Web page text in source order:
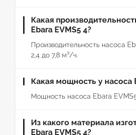
Какая
Ebara EVMS5 4?
Производительность насоса
2,4 до 7,8 м³/ч.
Какая мощность у насоса
Мощность насоса Ebara
Из какого материала
Ebara EVMS5 4?